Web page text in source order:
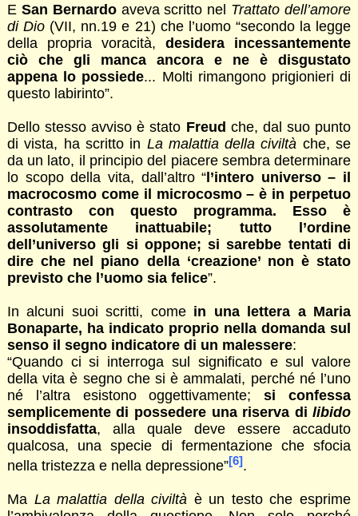
E San Bernardoaveva scritto nel Trattato dell’amore
di Dio (VII, nn.19 e 21) che l’uomo “secondo la legge
della propria voracità,desidera incessantemente
ciò che gli manca ancora e ne è disgustato
appena lo possiede... Molti rimangono prigionieri di
questo labirinto”.
Dello stesso avviso è stato Freud che, dal suo punto
di vista, ha scritto in La malattia della civiltà che, se
da un lato, il principio del piacere sembra determinare
lo scopo della vita, dall’altro “l’intero universo – il
macrocosmo come il microcosmo – è in perpetuo
contrasto con questo programma. Esso è
assolutamente inattuabile; tutto l’ordine
dell’universo gli si oppone; si sarebbe tentati di
dire che nel piano della ‘creazione’ non è stato
previsto che l’uomo sia felice”.
In alcuni suoi scritti, come in una lettera a Maria
Bonaparte, ha indicato proprio nella domanda sul
senso il segno indicatore di un malessere:
“Quando ci si interroga sul significato e sul valore
della vita è segno che si è ammalati, perché né l’uno
né l’altra esistono oggettivamente;si confessa
semplicemente di possedere una riserva di libido
insoddisfatta, alla quale deve essere accaduto
qualcosa, una specie di fermentazione che sfocia
nella tristezza e nella depressione”[6].
Ma La malattia della civiltà è un testo che esprime